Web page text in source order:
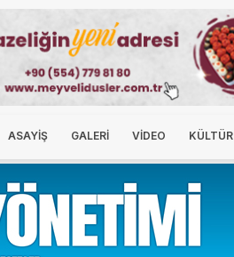
ASAYİŞ GALERİ VİDEO KÜLTÜR